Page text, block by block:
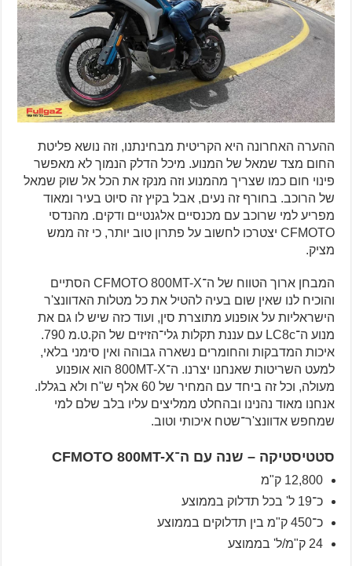
ההערה האחרונה היא הקריטית מבחינתנו, וזה נושא פליטת
החום מצד שמאל של המנוע. מיכל הדלק הנמוך לא מאפשר
פינוי חום כמו שצריך מהמנוע וזה מנקז את הכל אל שוק שמאל
של הרוכב. בחורף זה נעים, אבל בקיץ זה סיוט בעיר ומאוד
מפריע למי שרוכב עם מכנסיים אלגנטיים ודקים. מהנדסי
CFMOTO יצטרכו לחשוב על פתרון טוב יותר, כי זה ממש
מציק.
המבחן ארוך הטווח של ה־CFMOTO 800MT-X הסתיים
והוכיח לנו שאין שום בעיה להטיל את כל מטלות האדוונצ'ר
הישראליות על אופנוע מתוצרת סין, ועוד כזה שיש לו גם את
מנוע ה־LC8c עם עננת תקלות גלי־הזיזים של הק.ט.מ 790.
איכות המדבקות והחומרים נשארה גבוהה ואין סימני בלאי,
למעט השריטות שאנחנו יצרנו. ה־800MT-X הוא אופנוע
מעולה, וכל זה ביחד עם המחיר של 60 אלף ש"ח ולא בגללו.
אנחנו מאוד נהנינו ובהחלט ממליצים עליו בלב שלם למי
שמחפש אדוונצ'ר־שטח איכותי וטוב.
סטטיסטיקה – שנה עם ה־CFMOTO 800MT-X
12,800 ק"מ
כ־19 ל' בכל תדלוק בממוצע
כ־450 ק"מ בין תדלוקים בממוצע
24 ק"מ/ל' בממוצע